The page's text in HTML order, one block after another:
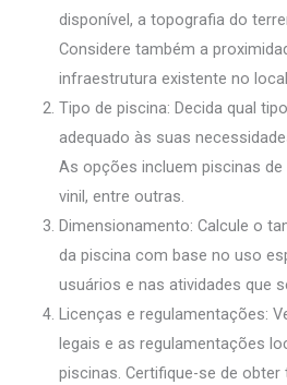
disponível, a topografia do
Considere também a
infraestrutura existente no
Tipo de piscina: Decida qual
adequado às suas
As opções incluem piscinas de
vinil, entre outras.
Dimensionamento: Calcule o
da piscina com base no uso
usuários e nas atividades que
Licenças e regulamentações:
legais e as regulamentações
piscinas. Certifique-se de